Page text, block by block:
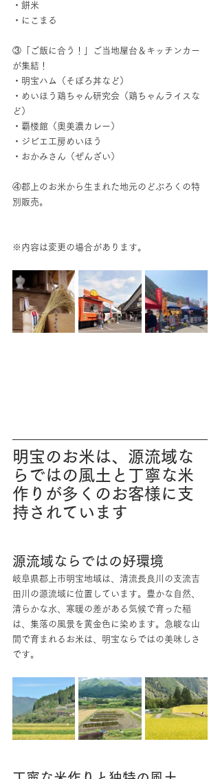
・餅米
・にこまる
③「ご飯に合う！」ご当地屋台＆キッチンカー
が集結！
・明宝ハム（そぼろ丼など）
・めいほう鶏ちゃん研究会（鶏ちゃんライスな
ど）
・覇楼館（奥美濃カレー）
・ジビエ工房めいほう
・おかみさん（ぜんざい）
④郡上のお米から生まれた地元のどぶろくの特
別販売。
※内容は変更の場合があります。
明宝のお米は、源流域な
らではの風土と丁寧な米
作りが多くのお客様に支
持されています
源流域ならではの好環境
岐阜県郡上市明宝地域は、清流長良川の支流吉
田川の源流域に位置しています。豊かな自然、
清らかな水、寒暖の差がある気候で育った稲
は、集落の風景を黄金色に染めます。急峻な山
間で育まれるお米は、明宝ならではの美味しさ
です。